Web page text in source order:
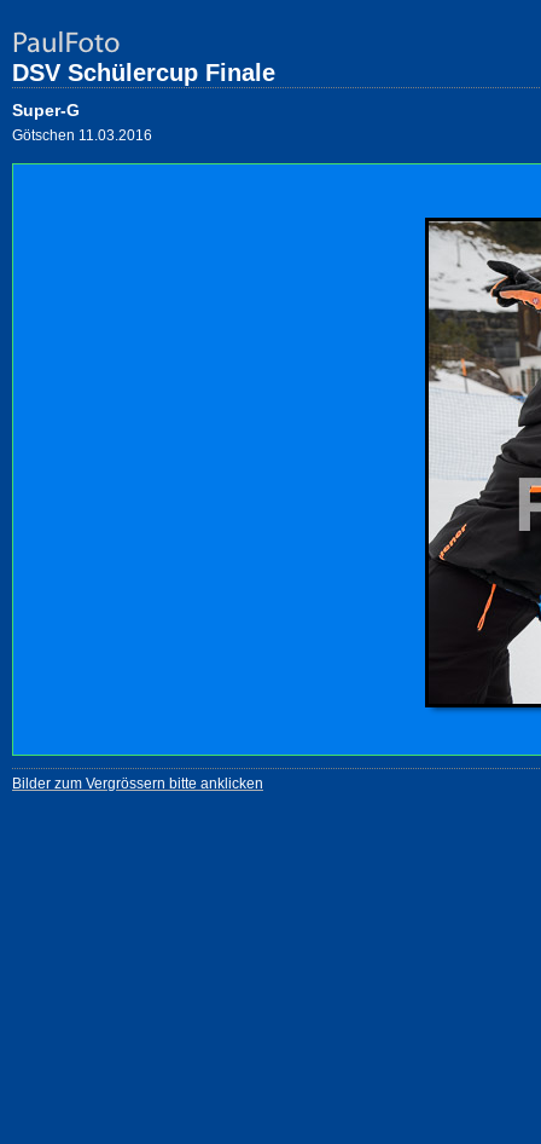
DSV Schülercup Finale
Super-G
Götschen 11.03.2016
Bilder zum Vergrössern bitte anklicken